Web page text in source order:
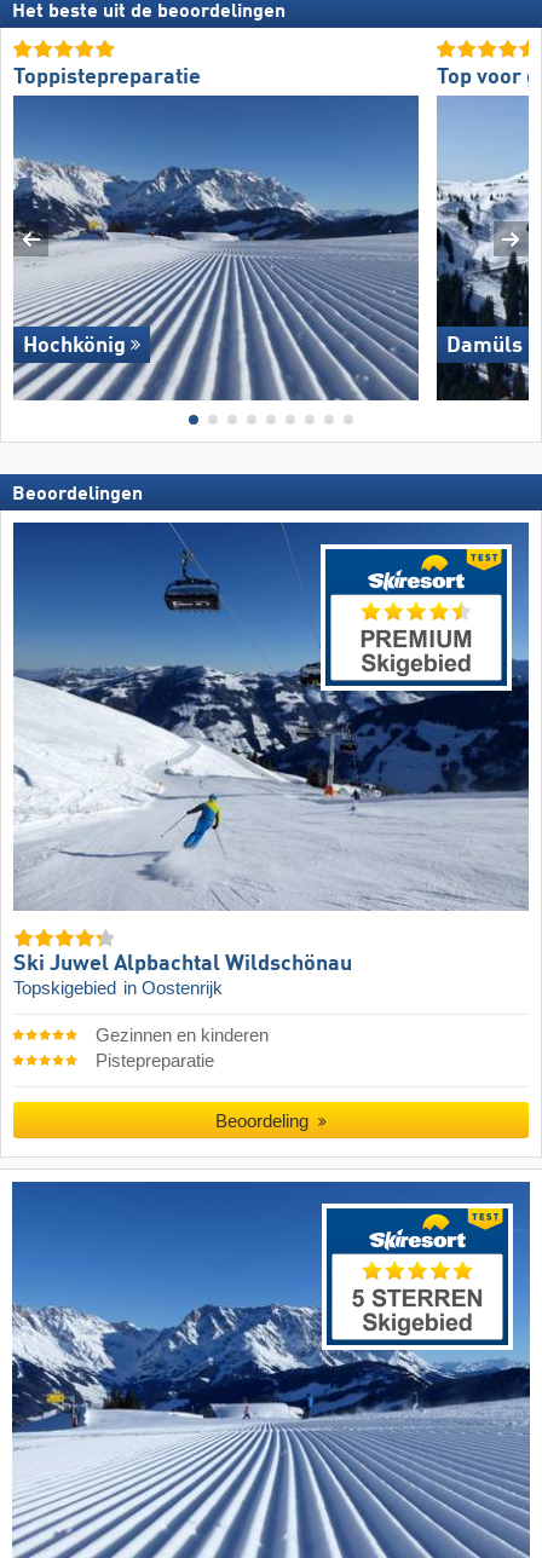
Het beste uit de beoordelingen
Toppistepreparatie
Hochkönig
Top voor
Damüls
Beoordelingen
Ski Juwel Alpbachtal Wildschönau
Topskigebied in Oostenrijk
Gezinnen en kinderen
Pistepreparatie
Beoordeling